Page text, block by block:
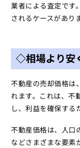
業者による査定です
されるケースがあり
◇相場より安
不動産の売却価格は
れます。これは、不
し、利益を確保する
不動産価格は、人口
などさまざまな要素